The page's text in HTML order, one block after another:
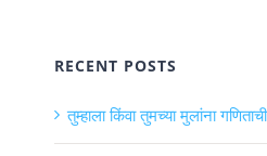
RECENT POSTS
तुम्हाला किंवा तुमच्या मुलांना